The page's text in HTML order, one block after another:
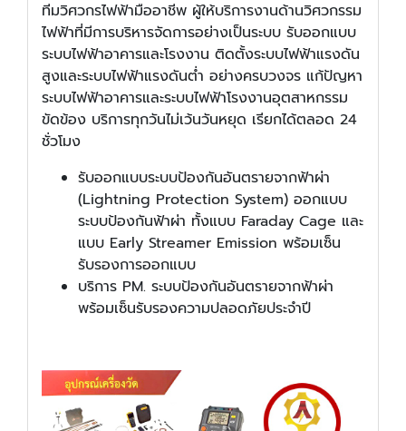
ทีมวิศวกรไฟฟ้ามืออาชีพ ผู้ให้บริการงานด้านวิศวกรรม
ไฟฟ้าที่มีการบริหารจัดการอย่างเป็นระบบ รับออกแบบ
ระบบไฟฟ้าอาคารและโรงงาน ติดตั้งระบบไฟฟ้าแรงดัน
สูงและระบบไฟฟ้าแรงดันต่ำ อย่างครบวงจร แก้ปัญหา
ระบบไฟฟ้าอาคารและระบบไฟฟ้าโรงงานอุตสาหกรรม
ขัดข้อง บริการทุกวันไม่เว้นวันหยุด เรียกได้ตลอด 24
ชั่วโมง
รับออกแบบระบบป้องกันอันตรายจากฟ้าผ่า
(Lightning Protection System) ออกแบบ
ระบบป้องกันฟ้าผ่า ทั้งแบบ Faraday Cage และ
แบบ Early Streamer Emission พร้อมเซ็น
รับรองการออกแบบ
บริการ PM. ระบบป้องกันอันตรายจากฟ้าผ่า
พร้อมเซ็นรับรองความปลอดภัยประจำปี